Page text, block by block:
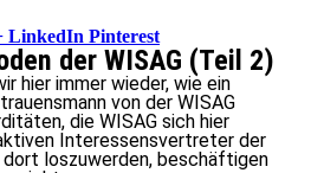
LinkedIn Pinterest
der WISAG (Teil 2)
hier immer wieder, wie ein
von der WISAG
die WISAG sich hier
Interessensvertreter der
dort loszuwerden, beschäftigen